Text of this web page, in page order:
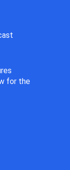
for the